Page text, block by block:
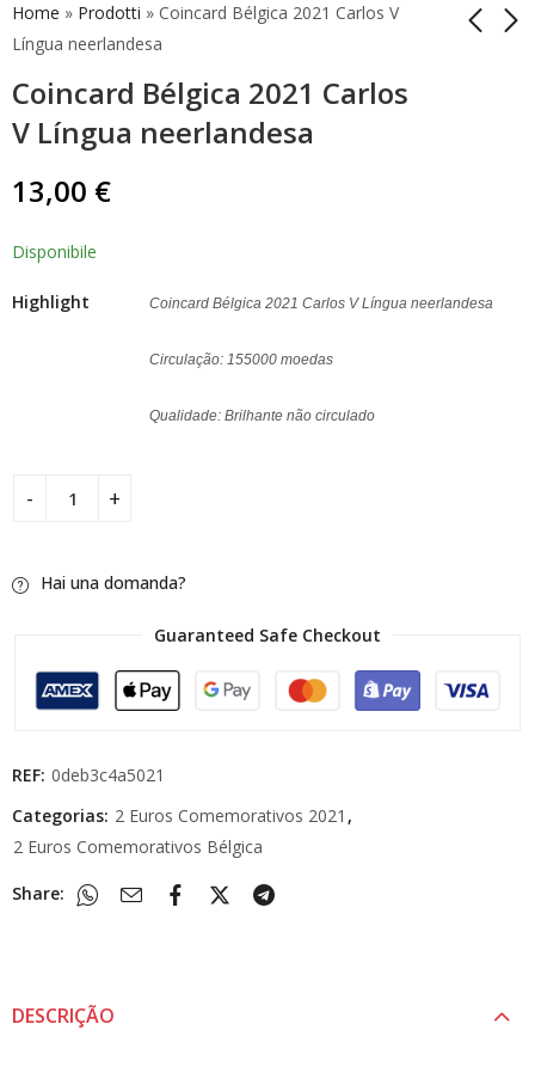
Home » Prodotti » Coincard Bélgica 2021 Carlos V
Língua neerlandesa
Coincard Bélgica 2021 Carlos
V Língua neerlandesa
Coincard França 2021
Coincard Bélgica 2021
13,00 €
Disponibile
Highlight Coincard Bélgica 2021 Carlos V Língua neerlandesa
Circulação: 155000 moedas
Qualidade: Brilhante não circulado
Hai una domanda?
Guaranteed Safe Checkout
REF: 0deb3c4a5021
Categorias: 2 Euros Comemorativos 2021 ,
2 Euros Comemorativos Bélgica
Share:
DESCRIÇÃO